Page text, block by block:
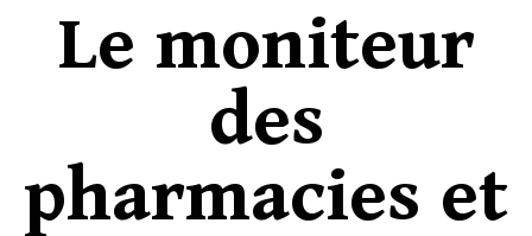
Le moniteur
des
pharmacies et